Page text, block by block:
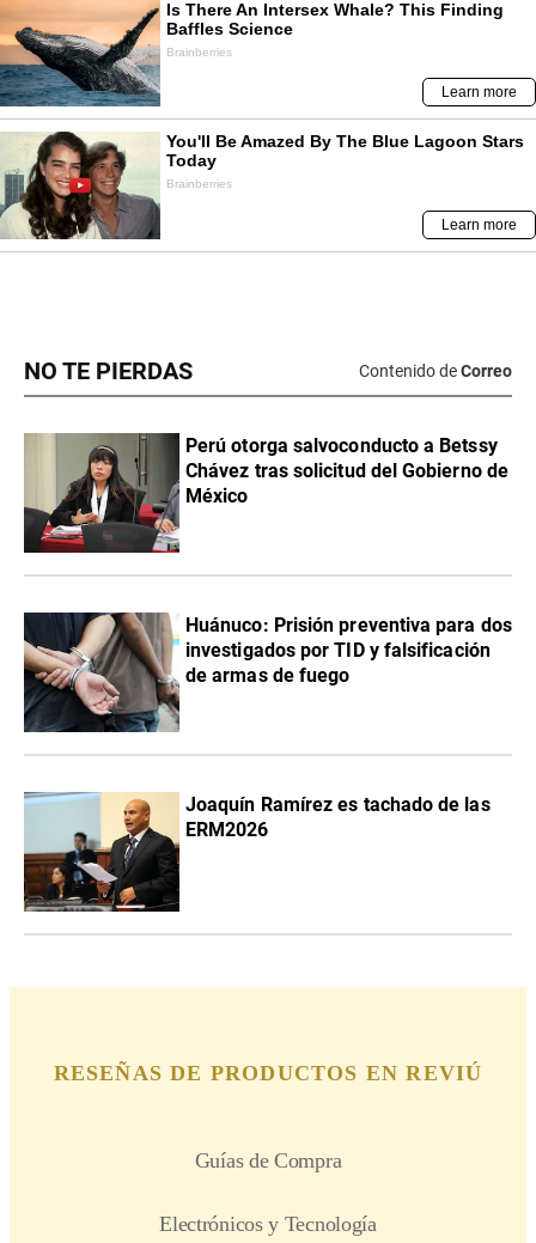
NO TE PIERDAS Contenido deCorreo
Perú otorga salvoconducto a Betssy
Chávez tras solicitud del Gobierno de
México
Huánuco: Prisión preventiva para dos
investigados por TID y falsificación
de armas de fuego
Joaquín Ramírez es tachado de las
ERM2026